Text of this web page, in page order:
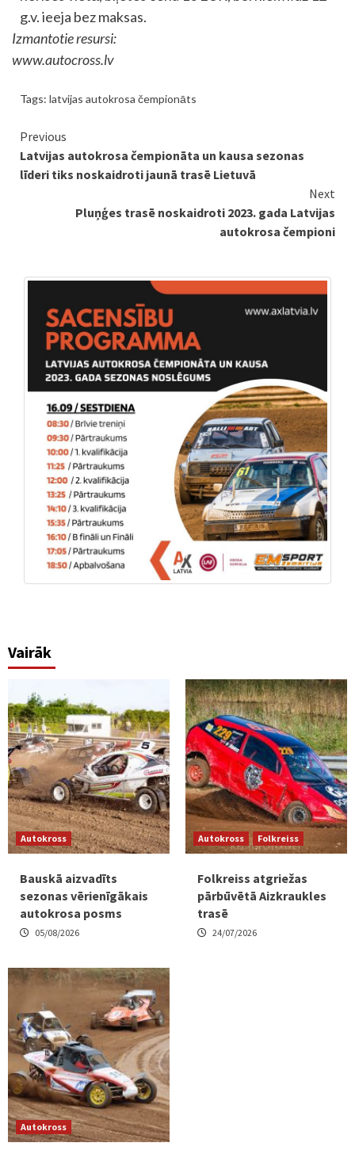
g.v. ieeja bez maksas.
Izmantotie resursi:
www.autocross.lv
Tags: latvijas autokrosa čempionāts
Continue
Reading
Previous
Latvijas autokrosa čempionāta un kausa sezonas
līderi tiks noskaidroti jaunā trasē Lietuvā
Next
Pluņģes trasē noskaidroti 2023. gada Latvijas
autokrosa čempioni
Vairāk
Autokross
Bauskā aizvadīts
sezonas vērienīgākais
autokrosa posms
05/08/2026
Autokross Folkreiss
Folkreiss atgriežas
pārbūvētā Aizkraukles
trasē
24/07/2026
Autokross